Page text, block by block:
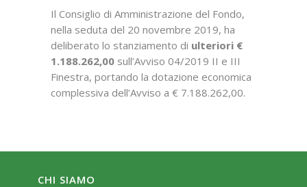
Il Consiglio di Amministrazione del Fondo,
nella seduta del 20 novembre 2019, ha
deliberato lo stanziamento di ulteriori €
1.188.262,00 sull’Avviso 04/2019 II e III
Finestra, portando la dotazione economica
complessiva dell’Avviso a € 7.188.262,00.
CHI SIAMO